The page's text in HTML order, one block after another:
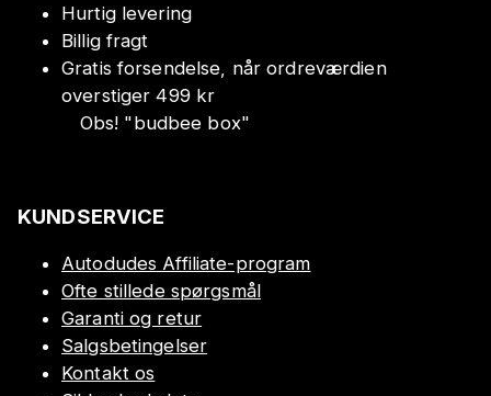
Hurtig levering
Billig fragt
Gratis forsendelse, når ordreværdien
overstiger 499 kr
Obs! "budbee box"
KUNDSERVICE
Autodudes Affiliate-program
Ofte stillede spørgsmål
Garanti og retur
Salgsbetingelser
Kontakt os